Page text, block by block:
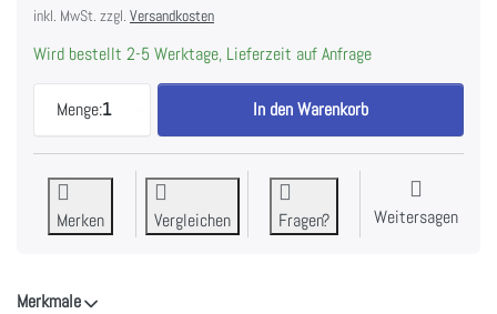
inkl. MwSt. zzgl. Versandkosten
Wird bestellt 2-5 Werktage, Lieferzeit auf Anfrage
Menge:1
LIEBHERR IRBc 4121-22 Einbaukühlschrank
In den Warenkorb
Merken Vergleichen Fragen? Weitersagen
Merkmale